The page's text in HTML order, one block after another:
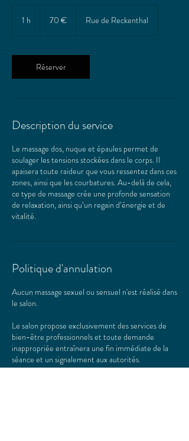
1 h 70 € Rue de Reckenthal
Réserver
Description du service
Le massage dos, nuque et épaules permet de
soulager les tensions stockées dans le corps. Il
apaisera toute raideur que vous ressentez dans ces
zones, ainsi que les courbatures. Au-delà de cela,
ce type de massage crée une profonde sensation
de relaxation, ainsi qu’un regain d’énergie et de
vitalité.
Politique d'annulation
Aucun massage sexuel ou sensuel n'est réalisé dans
le salon.
Le salon propose exclusivement des services de
bien-être professionnels et toute demande
inappropriée entraînera une fin immédiate de la
séance et un signalement aux autorités.